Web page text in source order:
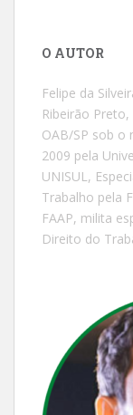
O AUTOR
Felipe da
Ribeirão
OAB/SP sob o
2009 pela
UNISUL,
Trabalho pela
FAAP, milita
Direito do